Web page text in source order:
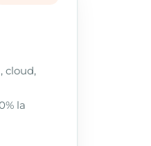
cloud,
la